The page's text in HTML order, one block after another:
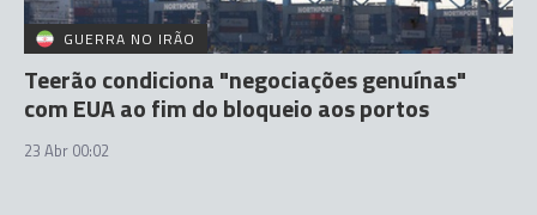
GUERRA NO IRÃO
Teerão condiciona "negociações genuínas"
com EUA ao fim do bloqueio aos portos
23 Abr 00:02